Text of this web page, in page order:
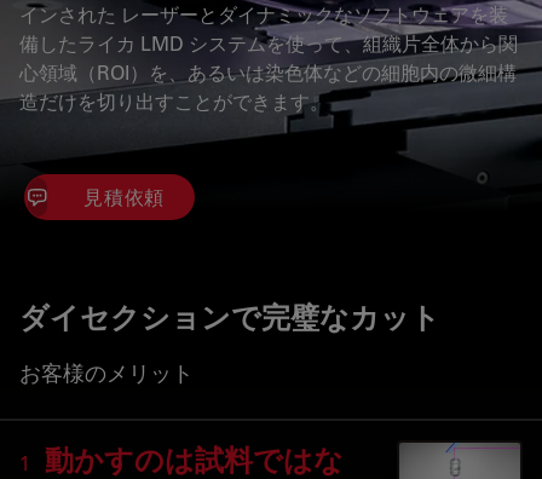
インされた レーザーとダイナミックなソフトウェアを装
備したライカ LMD システムを使って、組織片全体から関
心領域（ROI）を、あるいは染色体などの細胞内の微細構
造だけを切り出すことができます。
見積依頼
ダイセクションで完璧なカット
お客様のメリット
1
動かすのは試料ではな